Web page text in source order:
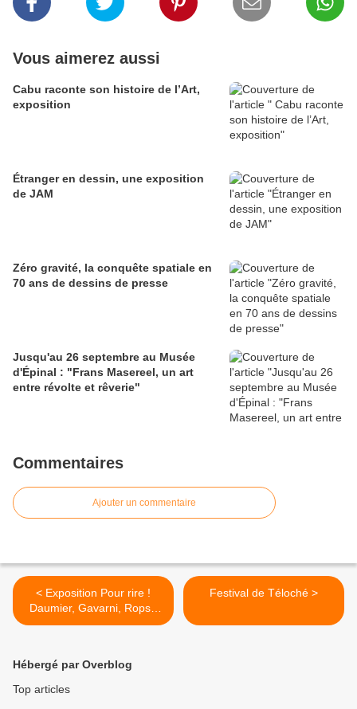
Vous aimerez aussi
Cabu raconte son histoire de l’Art,
exposition
Étranger en dessin, une exposition
de JAM
Zéro gravité, la conquête spatiale en
70 ans de dessins de presse
Jusqu'au 26 septembre au Musée
d'Épinal : "Frans Masereel, un art
entre révolte et rêverie"
Commentaires
Ajouter un commentaire
< Exposition Pour rire !
Daumier, Gavarni, Rops :
l'invention de la silhouette
Festival de Téloché >
Hébergé par Overblog
Top articles